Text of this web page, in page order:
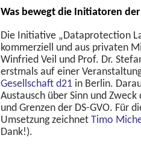
Was bewegt die Initiatoren
Die Initiative „Dataprotection
kommerziell und aus privaten
Winfried Veil und Prof. Dr.
erstmals auf einer
Gesellschaft d21 in Berlin.
Austausch über Sinn und
und Grenzen der DS-GVO. Für
Umsetzung zeichnet Timo
Dank!).